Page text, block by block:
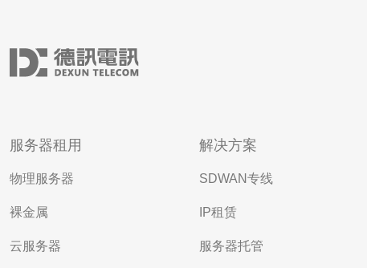
服务器租用
物理服务器
裸金属
云服务器
解决方案
SDWAN专线
IP租赁
服务器托管